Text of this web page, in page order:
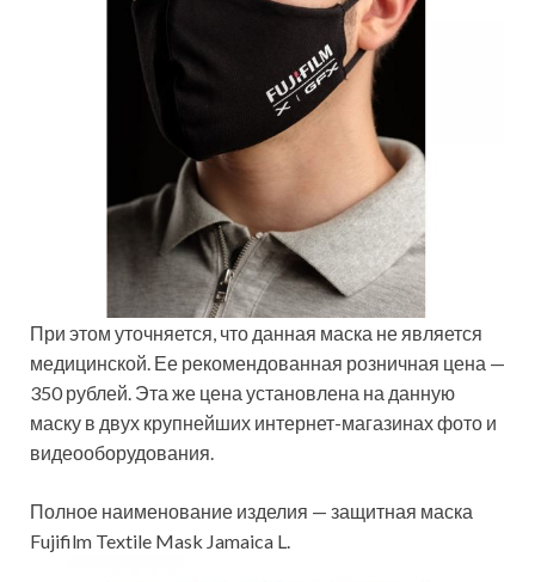
При этом уточняется, что данная маска не является
медицинской. Ее рекомендованная розничная цена —
350 рублей. Эта же цена установлена на данную
маску в двух крупнейших интернет-магазинах фото и
видеооборудования.
Полное наименование изделия — защитная маска
Fujifilm Textile Mask Jamaica L.